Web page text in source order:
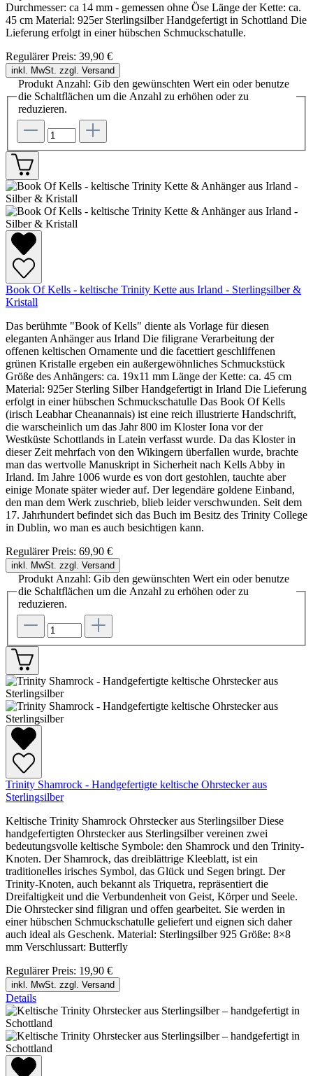
Durchmesser: ca 14 mm - gemessen ohne Öse Länge der Kette: ca.
45 cm Material: 925er Sterlingsilber Handgefertigt in Schottland Die
Lieferung erfolgt in einer hübschen Schmuckschatulle.
Regulärer Preis: 39,90 €
inkl. MwSt. zzgl. Versand
Produkt Anzahl: Gib den gewünschten Wert ein oder benutze
die Schaltflächen um die Anzahl zu erhöhen oder zu
reduzieren.
Book Of Kells - keltische Trinity Kette aus Irland - Sterlingsilber &
Kristall
Das berühmte "Book of Kells" diente als Vorlage für diesen
eleganten Anhänger aus Irland Die filigrane Verarbeitung der
offenen keltischen Ornamente und die facettiert geschliffenen
grünen Kristalle ergeben ein außergewöhnliches Schmuckstück
Größe des Anhängers: ca. 19x11 mm Länge der Kette: ca. 45 cm
Material: 925er Sterling Silber Handgefertigt in Irland Die Lieferung
erfolgt in einer hübschen Schmuckschatulle Das Book Of Kells
(irisch Leabhar Cheanannais) ist eine reich illustrierte Handschrift,
die warscheinlich um das Jahr 800 im Kloster Iona vor der
Westküste Schottlands in Latein verfasst wurde. Da das Kloster in
dieser Zeit mehrfach von den Wikingern überfallen wurde, brachte
man das wertvolle Manuskript in Sicherheit nach Kells Abby in
Irland. Im Jahre 1006 wurde es von dort gestohlen, tauchte aber
einige Monate später wieder auf. Der legendäre goldene Einband,
den man dem Werk zuschrieb, blieb leider verschwunden. Seit dem
17. Jahrhundert befindet sich das Buch im Besitz des Trinity College
in Dublin, wo man es auch besichtigen kann.
Regulärer Preis: 69,90 €
inkl. MwSt. zzgl. Versand
Produkt Anzahl: Gib den gewünschten Wert ein oder benutze
die Schaltflächen um die Anzahl zu erhöhen oder zu
reduzieren.
Trinity Shamrock - Handgefertigte keltische Ohrstecker aus
Sterlingsilber
Keltische Trinity Shamrock Ohrstecker aus Sterlingsilber Diese
handgefertigten Ohrstecker aus Sterlingsilber vereinen zwei
bedeutungsvolle keltische Symbole: den Shamrock und den Trinity-
Knoten. Der Shamrock, das dreiblättrige Kleeblatt, ist ein
traditionelles irisches Symbol, das Glück und Segen bringt. Der
Trinity-Knoten, auch bekannt als Triquetra, repräsentiert die
Dreifaltigkeit und die Verbundenheit von Geist, Körper und Seele.
Die Ohrstecker sind filigran und offen gearbeitet. Sie werden in
einer hübschen Schmuckschatulle geliefert und eignen sich daher
auch ideal als Geschenk. Material: Sterlingsilber 925 Größe: 8×8
mm Verschlussart: Butterfly
Regulärer Preis: 19,90 €
inkl. MwSt. zzgl. Versand
Details